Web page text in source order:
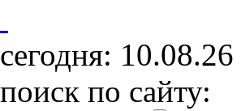
сегодня: 10.08.26
поиск по сайту: